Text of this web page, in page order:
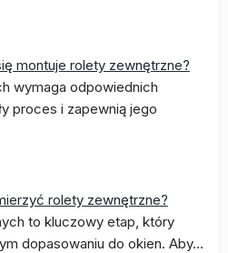
montuje rolety zewnętrzne?
wymaga odpowiednich
proces i zapewnią jego
rolety zewnętrzne?
to kluczowy etap, który
dopasowaniu do okien. Aby…